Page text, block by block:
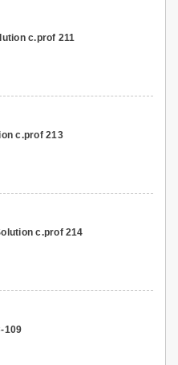
c.prof 211
c.prof 213
c.prof 214
109